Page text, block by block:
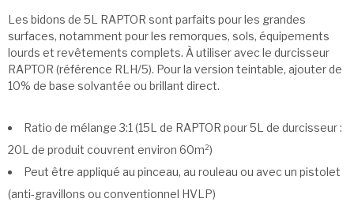
Les bidons de 5L RAPTOR sont parfaits pour les grandes
surfaces, notamment pour les remorques, sols, équipements
lourds et revêtements complets. À utiliser avec le durcisseur
RAPTOR (référence RLH/5). Pour la version teintable, ajouter de
10% de base solvantée ou brillant direct.
Ratio de mélange 3:1 (15L de RAPTOR pour 5L de durcisseur :
20L de produit couvrent environ 60m²)
Peut être appliqué au pinceau, au rouleau ou avec un pistolet
(anti-gravillons ou conventionnel HVLP)